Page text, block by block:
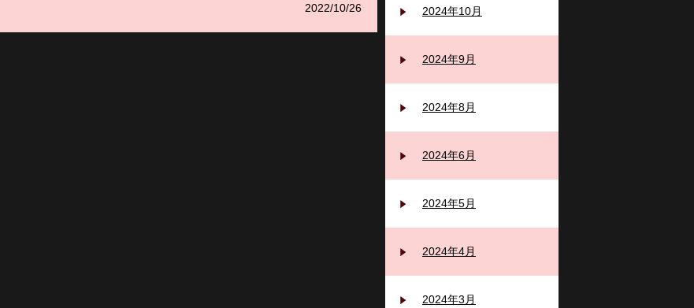
2022/10/26 2024年10月
2024年9月
2024年8月
2024年6月
2024年5月
2024年4月
2024年3月